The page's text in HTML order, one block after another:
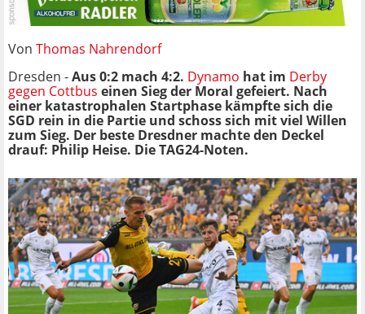
Von Thomas Nahrendorf
Dresden -Aus 0:2 mach 4:2. Dynamo hat im Derby
gegen Cottbus einen Sieg der Moral gefeiert. Nach
einer katastrophalen Startphase kämpfte sich die
SGD rein in die Partie und schoss sich mit viel Willen
zum Sieg. Der beste Dresdner machte den Deckel
drauf: Philip Heise. Die TAG24-Noten.